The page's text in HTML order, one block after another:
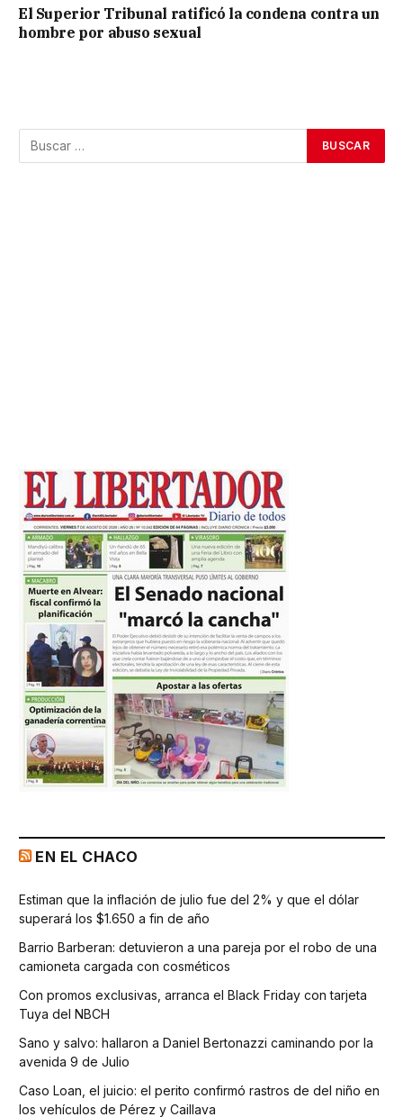
El Superior Tribunal ratificó la condena contra un
hombre por abuso sexual
EN EL CHACO
Estiman que la inflación de julio fue del 2% y que el dólar
superará los $1.650 a fin de año
Barrio Barberan: detuvieron a una pareja por el robo de una
camioneta cargada con cosméticos
Con promos exclusivas, arranca el Black Friday con tarjeta
Tuya del NBCH
Sano y salvo: hallaron a Daniel Bertonazzi caminando por la
avenida 9 de Julio
Caso Loan, el juicio: el perito confirmó rastros de del niño en
los vehículos de Pérez y Caillava